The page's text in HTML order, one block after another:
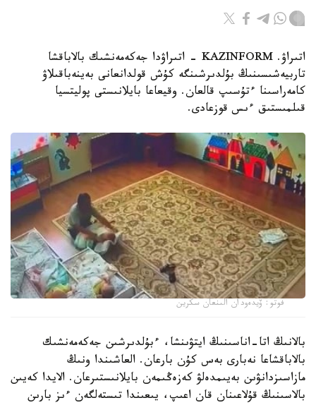
اتىراۋ. KAZINFORM - اتىراۋدا جەكەمەنشىك بالاباقشا
تاربيەشىسىنىڭ بۇلدىرشىنگە كۇش قولدانعانى بەينەباقىلاۋ
كامەراسىنا ءتۇسىپ قالعان. وقيعاعا بايلانىستى پوليتسيا
قىلمىستىق ءىس قوزعادى.
فوتو: ۆيدەودان الىنعان سكرين
بالانىڭ اتا-اناسىنىڭ ايتۋىنشا، ءبۇلدىرشىن جەكەمەنشىك
بالاباقشاعا نەبارى بەس كۇن بارعان. العاشىندا ونىڭ
مازاسىزدانۋىن بەيىمدەلۋ كەزەڭىمەن بايلانىستىرعان. الايدا كەيىن
بالاسىنىڭ قۇلاعىنان قان اعىپ، يىعىندا تىستەلگەن ءىز بارىن